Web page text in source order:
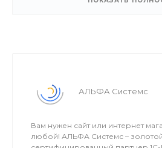
Решение учитывает
быстрого заказа
мгновенно
онлайн-витрину и
АЛЬФА Системс
Вам нужен сайт или интернет
любой! АЛЬФА Системс –